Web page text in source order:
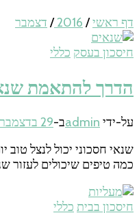
דף ראשי/
2016
/ דצמבר
חיסכון בעסק כללי
הדרך להתאמת
על-ידי adminב-29 בדצמבר 2016
שנאי חסכוני יכול לנצל
כמה טיפים שיכולים
חיסכון בבית כללי